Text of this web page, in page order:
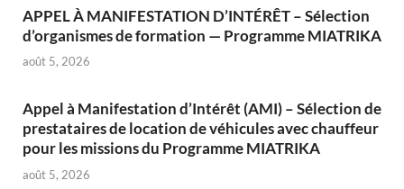
APPEL À MANIFESTATION D’INTÉRÊT – Sélection
d’organismes de formation — Programme MIATRIKA
août 5, 2026
Appel à Manifestation d’Intérêt (AMI) – Sélection de
prestataires de location de véhicules avec chauffeur
pour les missions du Programme MIATRIKA
août 5, 2026